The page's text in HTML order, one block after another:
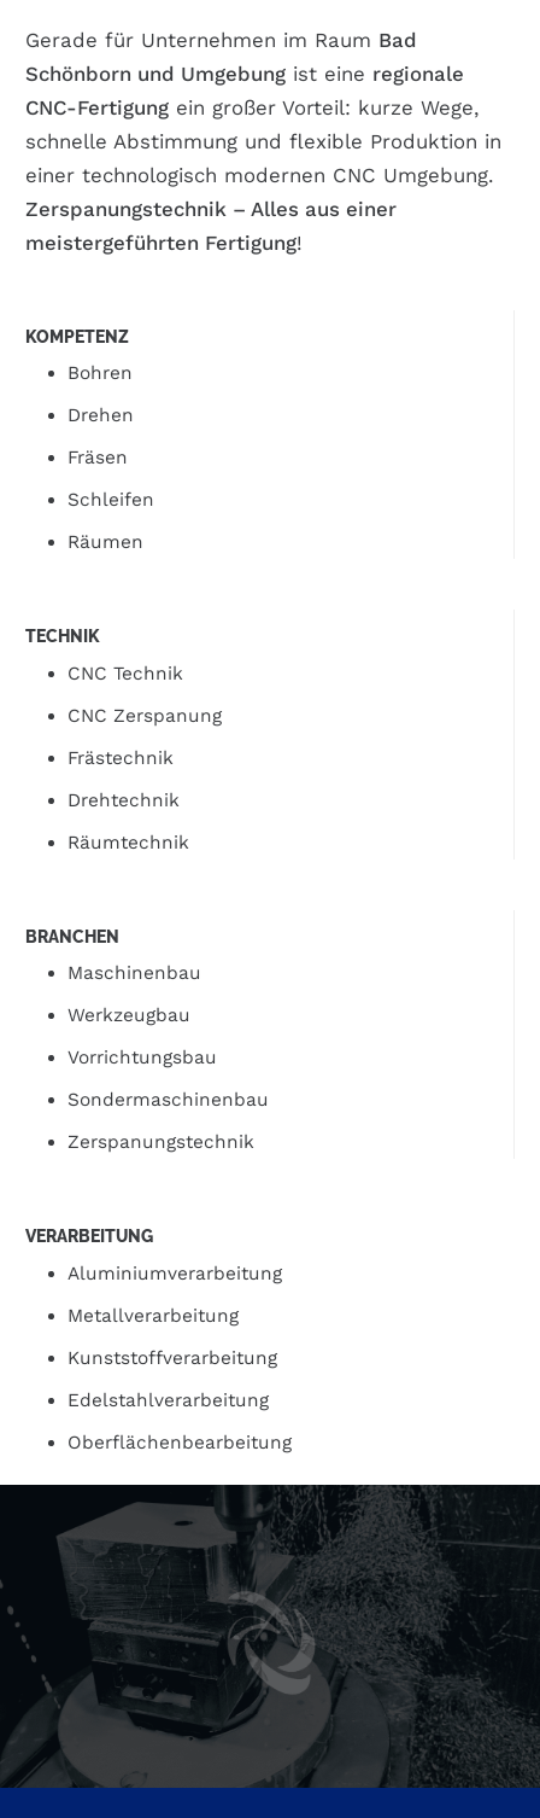
Gerade für Unternehmen im Raum Bad
Schönborn und Umgebung ist eine regionale
CNC-Fertigung ein großer Vorteil: kurze Wege,
schnelle Abstimmung und flexible Produktion in
einer technologisch modernen CNC Umgebung.
Zerspanungstechnik – Alles aus einer
meistergeführten Fertigung!
KOMPETENZ
Bohren
Drehen
Fräsen
Schleifen
Räumen
TECHNIK
CNC Technik
CNC Zerspanung
Frästechnik
Drehtechnik
Räumtechnik
BRANCHEN
Maschinenbau
Werkzeugbau
Vorrichtungsbau
Sondermaschinenbau
Zerspanungstechnik
VERARBEITUNG
Aluminiumverarbeitung
Metallverarbeitung
Kunststoffverarbeitung
Edelstahlverarbeitung
Oberflächenbearbeitung